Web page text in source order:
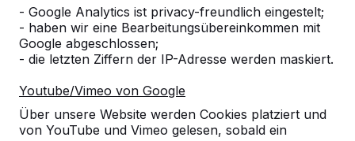
- Google Analytics ist privacy-freundlich eingestelt;
- haben wir eine Bearbeitungsübereinkommen mit
Google abgeschlossen;
- die letzten Ziffern der IP-Adresse werden maskiert.
Youtube/Vimeo von Google
Über unsere Website werden Cookies platziert und
von YouTube und Vimeo gelesen, sobald ein
Alles anzeigen
Ort oder Postleitzahl suchen